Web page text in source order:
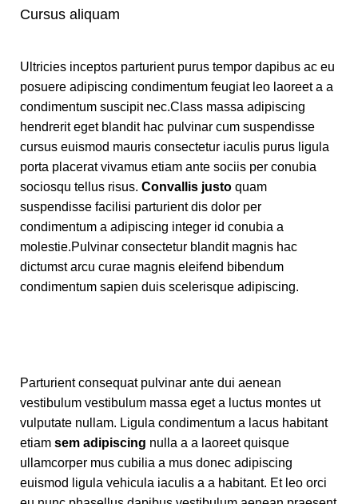
Cursus aliquam
Ultricies inceptos parturient purus tempor dapibus ac eu
posuere adipiscing condimentum feugiat leo laoreet a a
condimentum suscipit nec.Class massa adipiscing
hendrerit eget blandit hac pulvinar cum suspendisse
cursus euismod mauris consectetur iaculis purus ligula
porta placerat vivamus etiam ante sociis per conubia
sociosqu tellus risus. Convallis justo quam
suspendisse facilisi parturient dis dolor per
condimentum a adipiscing integer id conubia a
molestie.Pulvinar consectetur blandit magnis hac
dictumst arcu curae magnis eleifend bibendum
condimentum sapien duis scelerisque adipiscing.
Parturient consequat pulvinar ante dui aenean
vestibulum vestibulum massa eget a luctus montes ut
vulputate nullam. Ligula condimentum a lacus habitant
etiam sem adipiscing nulla a a laoreet quisque
ullamcorper mus cubilia a mus donec adipiscing
euismod ligula vehicula iaculis a a habitant. Et leo orci